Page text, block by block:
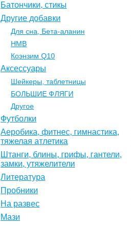
Батончики, стикы
Другие добавки
Для сна, Бета-аланин
НМВ
Коэнзим Q10
Аксессуары
Шейкеры, таблетницы
БОЛЬШИЕ ФЛЯГИ
Другое
Футболки
Аеробика, фитнес, гимнастика,
тяжелая атлетика
Штанги, блины, грифы, гантели,
замки, утяжелители
Литература
Пробники
На развес
Мази